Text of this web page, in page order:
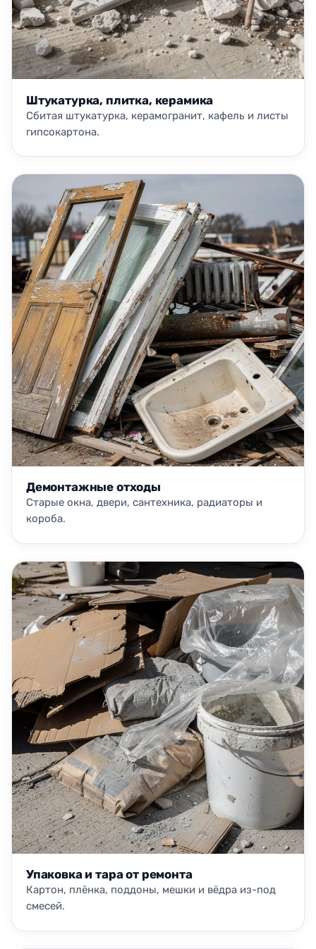
Штукатурка, плитка, керамика
Сбитая штукатурка, керамогранит, кафель и листы
гипсокартона.
Демонтажные отходы
Старые окна, двери, сантехника, радиаторы и
короба.
Упаковка и тара от ремонта
Картон, плёнка, поддоны, мешки и вёдра из-под
смесей.